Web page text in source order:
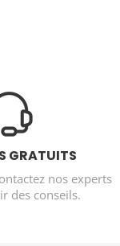
GRATUITS
nos experts
des conseils.